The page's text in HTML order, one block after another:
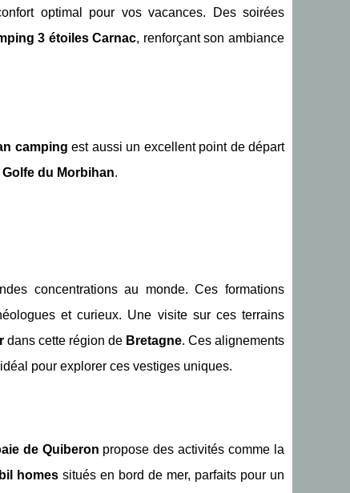
optimal pour vos vacances. Des soirées
3 étoiles Carnac, renforçant son ambiance
camping est aussi un excellent point de départ
Golfe du Morbihan.
concentrations au monde. Ces formations
et curieux. Une visite sur ces terrains
dans cette région de Bretagne. Ces alignements
pour explorer ces vestiges uniques.
de Quiberon propose des activités comme la
homes situés en bord de mer, parfaits pour un